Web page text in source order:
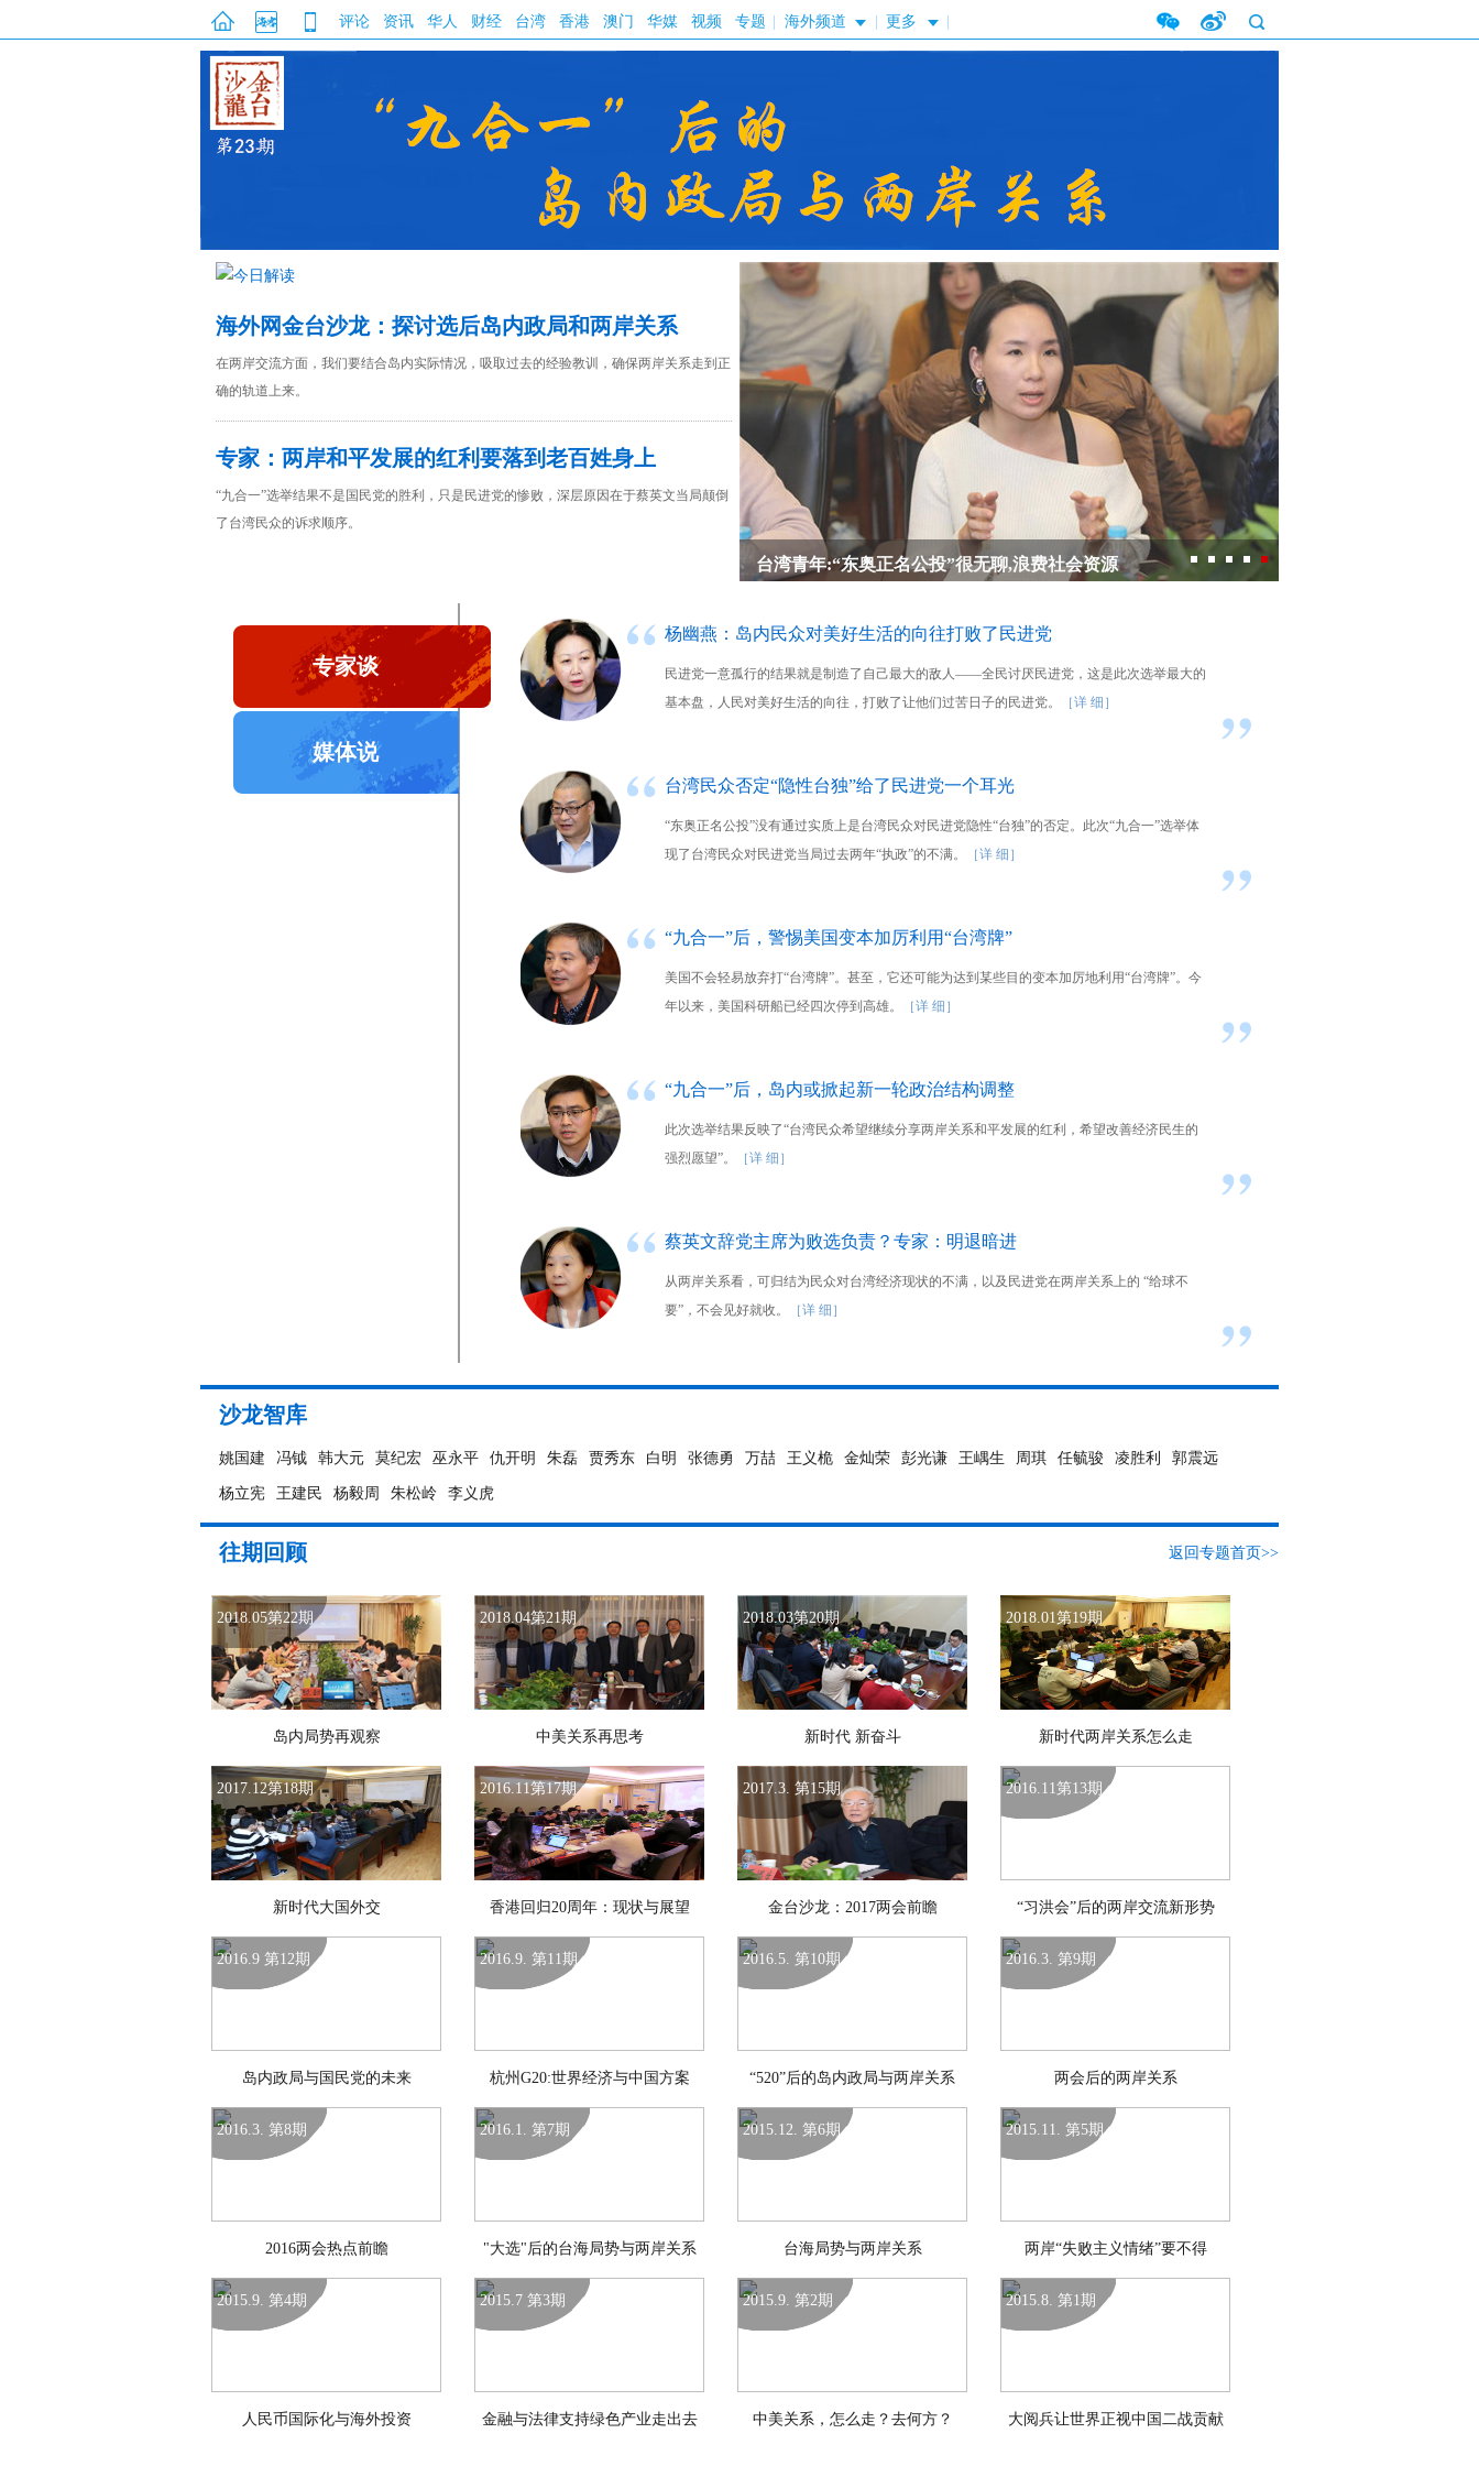
评论 资讯 华人 财经 台湾 香港 澳门 华媒 视频 专题 海外频道 更多
海外网金台沙龙：探讨选后岛内政局和两岸关系
在两岸交流方面，我们要结合岛内实际情况，吸取过去的经验教训，确保两岸关系走到正
确的轨道上来。
专家：两岸和平发展的红利要落到老百姓身上
“九合一”选举结果不是国民党的胜利，只是民进党的惨败，深层原因在于蔡英文当局颠倒
了台湾民众的诉求顺序。
台湾青年:“东奥正名公投”很无聊,浪费社会资源
杨幽燕：岛内民众对美好生活的向往打败了民进党
民进党一意孤行的结果就是制造了自己最大的敌人――全民讨厌民进党，这是此次选举最大的
基本盘，人民对美好生活的向往，打败了让他们过苦日子的民进党。
［详 细］
台湾民众否定“隐性台独”给了民进党一个耳光
“东奥正名公投”没有通过实质上是台湾民众对民进党隐性“台独”的否定。此次“九合一”选举体
现了台湾民众对民进党当局过去两年“执政”的不满。
［详 细］
“九合一”后，警惕美国变本加厉利用“台湾牌”
美国不会轻易放弃打“台湾牌”。甚至，它还可能为达到某些目的变本加厉地利用“台湾牌”。今
年以来，美国科研船已经四次停到高雄。
［详 细］
“九合一”后，岛内或掀起新一轮政治结构调整
此次选举结果反映了“台湾民众希望继续分享两岸关系和平发展的红利，希望改善经济民生的
强烈愿望”。
［详 细］
蔡英文辞党主席为败选负责？专家：明退暗进
从两岸关系看，可归结为民众对台湾经济现状的不满，以及民进党在两岸关系上的 “给球不
要”，不会见好就收。
［详 细］
专家谈
媒体说
沙龙智库
姚国建 冯钺 韩大元 莫纪宏 巫永平 仇开明 朱磊 贾秀东 白明 张德勇 万喆 王义桅 金灿荣 彭光谦 王嵎生 周琪 任毓骏 凌胜利 郭震远
杨立宪 王建民 杨毅周 朱松岭 李义虎
返回专题首页>>
往期回顾
2018.05第22期
岛内局势再观察
2018.04第21期
中美关系再思考
2018.03第20期
新时代 新奋斗
2018.01第19期
新时代两岸关系怎么走
2017.12第18期
新时代大国外交
2016.11第17期
香港回归20周年：现状与展望
2017.3. 第15期
金台沙龙：2017两会前瞻
2016.11第13期
“习洪会”后的两岸交流新形势
2016.9 第12期
岛内政局与国民党的未来
2016.9. 第11期
杭州G20:世界经济与中国方案
2016.5. 第10期
“520”后的岛内政局与两岸关系
2016.3. 第9期
两会后的两岸关系
2016.3. 第8期
2016两会热点前瞻
2016.1. 第7期
"大选"后的台海局势与两岸关系
2015.12. 第6期
台海局势与两岸关系
2015.11. 第5期
两岸“失败主义情绪”要不得
2015.9. 第4期
人民币国际化与海外投资
2015.7 第3期
金融与法律支持绿色产业走出去
2015.9. 第2期
中美关系，怎么走？去何方？
2015.8. 第1期
大阅兵让世界正视中国二战贡献